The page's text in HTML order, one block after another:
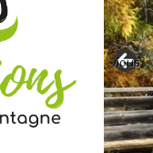
Previous